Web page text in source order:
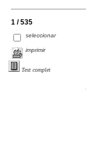
1 / 535
seleccionar
imprimir
Text complet